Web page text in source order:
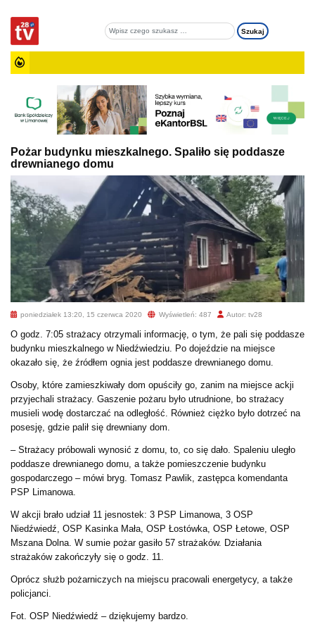
Pożar budynku mieszkalnego. Spaliło się poddasze
drewnianego domu
poniedziałek 13:20, 15 czerwca 2020 Wyświetleń: 487 Autor: tv28
O godz. 7:05 strażacy otrzymali informację, o tym, że pali się poddasze
budynku mieszkalnego w Niedźwiedziu. Po dojeździe na miejsce
okazało się, że źródłem ognia jest poddasze drewnianego domu.
Osoby, które zamieszkiwały dom opuściły go, zanim na miejsce ackji
przyjechali strażacy. Gaszenie pożaru było utrudnione, bo strażacy
musieli wodę dostarczać na odległość. Również ciężko było dotrzeć na
posesję, gdzie palił się drewniany dom.
– Strażacy próbowali wynosić z domu, to, co się dało. Spaleniu uległo
poddasze drewnianego domu, a także pomieszczenie budynku
gospodarczego – mówi bryg. Tomasz Pawlik, zastępca komendanta
PSP Limanowa.
W akcji brało udział 11 jesnostek: 3 PSP Limanowa, 3 OSP
Niedźwiedź, OSP Kasinka Mała, OSP Łostówka, OSP Łetowe, OSP
Mszana Dolna. W sumie pożar gasiło 57 strażaków. Działania
strażaków zakończyły się o godz. 11.
Oprócz służb pożarniczych na miejscu pracowali energetycy, a także
policjanci.
Fot. OSP Niedźwiedź – dziękujemy bardzo.